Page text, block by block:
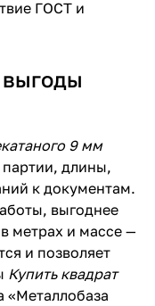
ГОСТ и
9 мм
партии, длины,
к документам.
выгоднее
метрах и массе —
и позволяет
Купить квадрат
«Металлобаза